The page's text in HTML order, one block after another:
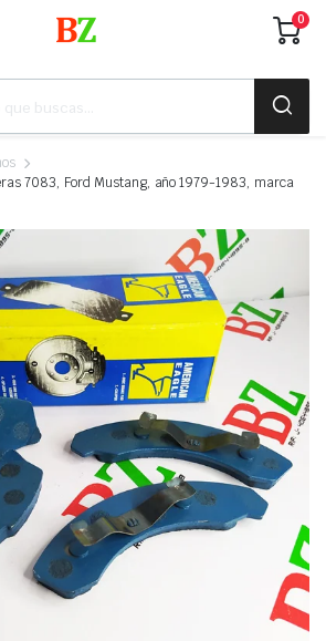
0
7083, Ford Mustang, año 1979-1983, marca